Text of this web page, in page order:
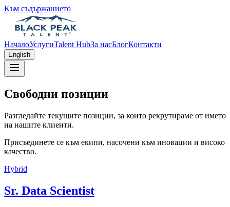
Към съдържанието
НачалоУслугиTalent HubЗа насБлогКонтакти
English
Свободни позиции
Разгледайте текущите позиции, за които рекрутираме от името
на нашите клиенти.
Присъединете се към екипи, насочени към иновации и високо
качество.
Hybrid
Sr. Data Scientist